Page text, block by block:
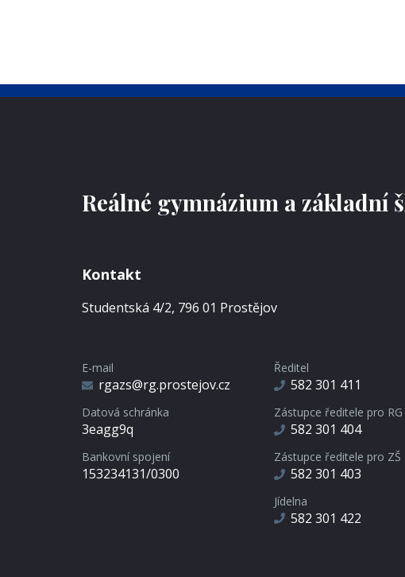
Reálné gymnázium a základní
Kontakt
Studentská 4/2, 796 01 Prostějov
E-mail
rgazs@rg.prostejov.cz
Datová schránka
3eagg9q
Bankovní spojení
153234131/0300
Ředitel
582 301 411
Zástupce ředitele pro RG
582 301 404
Zástupce ředitele pro ZŠ
582 301 403
Jídelna
582 301 422